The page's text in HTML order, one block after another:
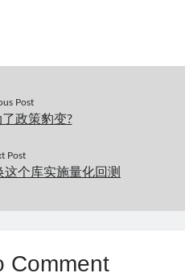
Post
政策豹变?
Post
个库实施量化回测
Comment